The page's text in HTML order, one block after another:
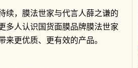
续，膜法世家与代言人薛之谦的
多人认识国货面膜品牌膜法世家
更优质、更有效的产品。